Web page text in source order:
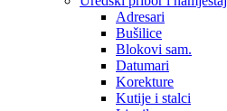
Adresari
Bušilice
Blokovi sam.
Datumari
Korekture
Kutije i stalci